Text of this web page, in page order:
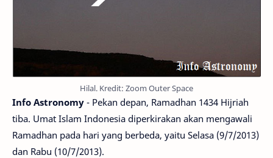
Hilal. Kredit: Zoom Outer Space
Info Astronomy - Pekan depan, Ramadhan 1434 Hijriah
tiba. Umat Islam Indonesia diperkirakan akan mengawali
Ramadhan pada hari yang berbeda, yaitu Selasa (9/7/2013)
dan Rabu (10/7/2013).